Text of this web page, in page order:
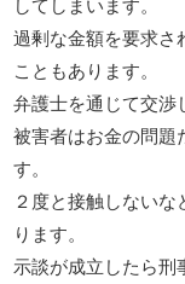
過剰な金額を要求さ
こともあります。
弁護士を通じて交渉
被害者はお金の問題
す。
２度と接触しない
ります。
示談が成立したら